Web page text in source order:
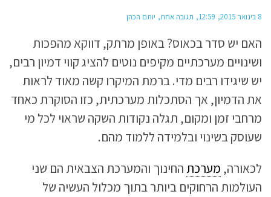
8 בינואר 2015 12:59 תגובה אחת יותם הכהן
האם יש סדר בכאוס? באופן מרתק, דווקא מהפכות
ושינויים מערכתיים מקיפים נוטים להציג קווי דמיון רבים,
יש שיגידו רבים מדי. ברמת המיקרו קשה מאוד לראות
את הדמיון, אך הסתכלות מערכתית, כזו הסוקרת כאחד
מרחבי זמן ומקום, תגלה נקודות השקה שראוי לכל מי
שעוסק בשינוי ובלמידה ללמוד מהם.
לכאורה, מערכתהחינוך והמערכת הצבאית הם שני
העולמות הרחוקים ביותר בתוך מכלול העשיה של